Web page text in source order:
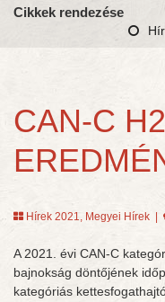
Cikkek rendezése
CAN-C
Hírek 2021, Megyei Hírek
A 2021. évi CAN-C
bajnokság döntőjének
kategóriás